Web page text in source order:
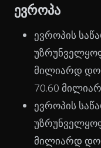
ევროპა
ევროპის
მილიარდ
70.60
ევროპის
მილიარდ